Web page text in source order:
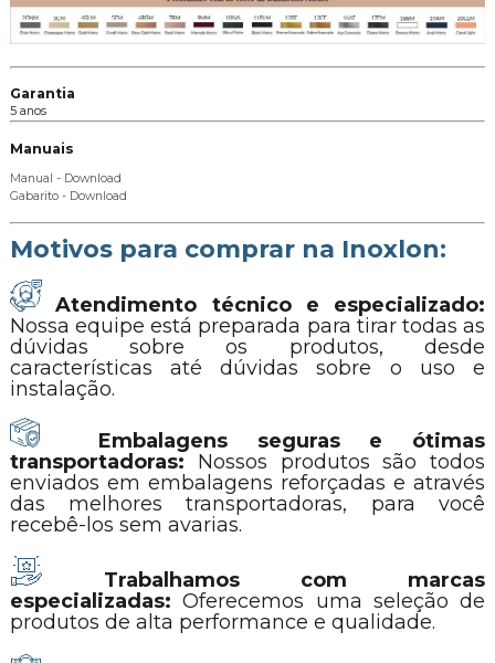
Garantia
5 anos
Manuais
Manual - Download
Gabarito - Download
Motivos para comprar na Inoxlon:
Atendimento técnico e especializado:
Nossa equipe está preparada para tirar todas as
dúvidas sobre os produtos, desde
características até dúvidas sobre o uso e
instalação.
Embalagens seguras e ótimas
transportadoras: Nossos produtos são todos
enviados em embalagens reforçadas e através
das melhores transportadoras, para você
recebê-los sem avarias.
Trabalhamos com marcas
especializadas:Oferecemos uma seleção de
produtos de alta performance e qualidade.